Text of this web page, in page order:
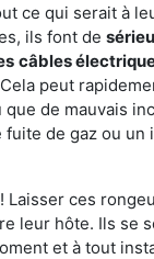
ce qui serait à
ils font de
câbles
peut
de mauvais
de gaz ou un
Laisser ces
leur hôte. Ils se
et à tout